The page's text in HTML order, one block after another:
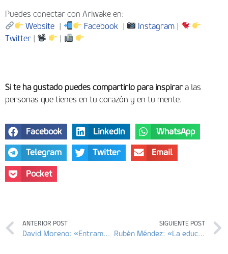
Puedes conectar con Ariwake en:
Website | Facebook | Instagram |
Twitter | |
Si te ha gustado puedes compartirlo para inspirara las
personas que tienes en tu corazón y en tu mente.
Facebook LinkedIn WhatsApp
Telegram Twitter Email
Pocket
ANTERIOR POST
David Moreno: «Entramos en contacto con lo más íntimo de las familias»
SIGUIENTE POST
Rubén Méndez: «La educación reglada no cubría mis necesidades»